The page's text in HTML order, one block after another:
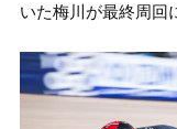
いた梅川が最終周回